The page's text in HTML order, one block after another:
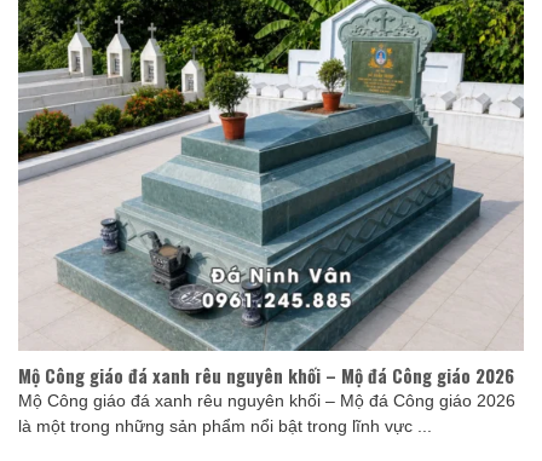
Mộ Công giáo đá xanh rêu nguyên khối – Mộ đá Công giáo 2026
Mộ Công giáo đá xanh rêu nguyên khối – Mộ đá Công giáo 2026
là một trong những sản phẩm nổi bật trong lĩnh vực ...